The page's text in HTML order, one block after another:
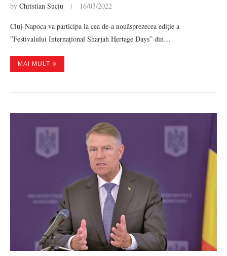
by Christian Suciu 16/03/2022
Cluj-Napoca va participa la cea de-a nouăsprezecea ediție a
”Festivalului Internațional Sharjah Hertage Days” din…
MAI MULT